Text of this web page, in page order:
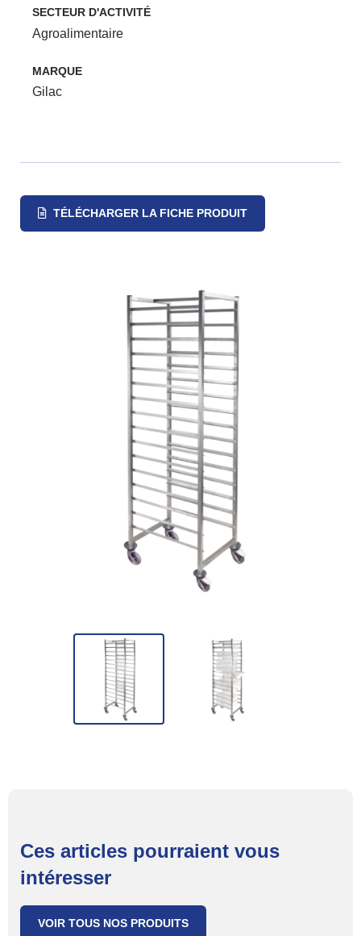
SECTEUR D'ACTIVITÉ
Agroalimentaire
MARQUE
Gilac
TÉLÉCHARGER LA FICHE PRODUIT
Ces articles pourraient vous
intéresser
VOIR TOUS NOS PRODUITS